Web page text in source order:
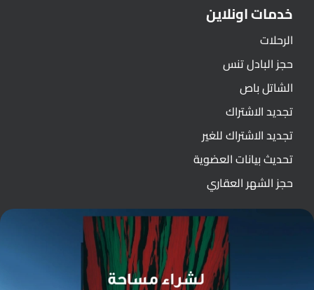
خدمات اونلاين
الرحلات
حجز البادل تنس
الشاتل باص
تجديد الاشتراك
تجديد الاشتراك للغير
تحديث بيانات العضوية
حجز الشهر العقاري